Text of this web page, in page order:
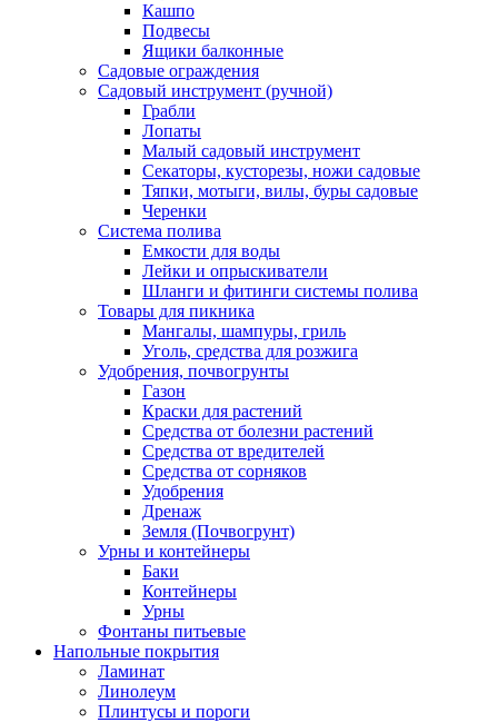
Кашпо
Подвесы
Ящики балконные
Садовые ограждения
Садовый инструмент (ручной)
Грабли
Лопаты
Малый садовый инструмент
Секаторы, кусторезы, ножи садовые
Тяпки, мотыги, вилы, буры садовые
Черенки
Система полива
Емкости для воды
Лейки и опрыскиватели
Шланги и фитинги системы полива
Товары для пикника
Мангалы, шампуры, гриль
Уголь, средства для розжига
Удобрения, почвогрунты
Газон
Краски для растений
Средства от болезни растений
Средства от вредителей
Средства от сорняков
Удобрения
Дренаж
Земля (Почвогрунт)
Урны и контейнеры
Баки
Контейнеры
Урны
Фонтаны питьевые
Напольные покрытия
Ламинат
Линолеум
Плинтусы и пороги